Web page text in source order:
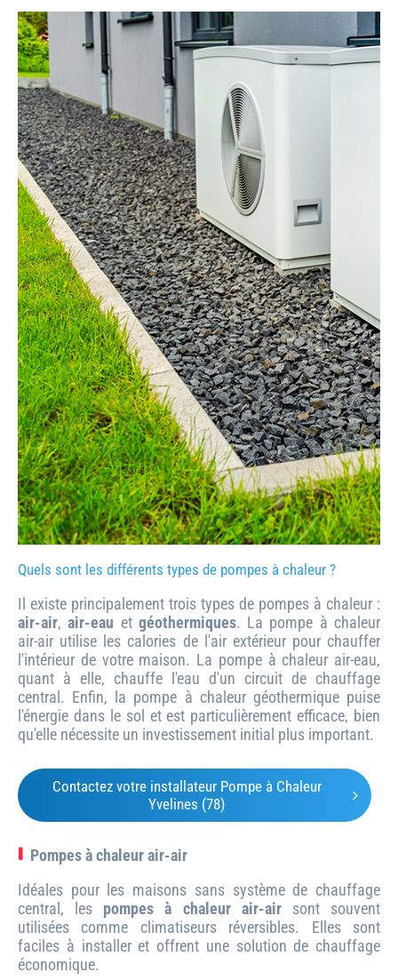
Quels sont les différents types de pompes à chaleur ?
Il existe principalement trois types de pompes à chaleur :
air-air,air-eau et géothermiques. La pompe à chaleur
air-air utilise les calories de l'air extérieur pour chauffer
l'intérieur de votre maison. La pompe à chaleur air-eau,
quant à elle, chauffe l'eau d'un circuit de chauffage
central. Enfin, la pompe à chaleur géothermique puise
l'énergie dans le sol et est particulièrement efficace, bien
qu'elle nécessite un investissement initial plus important.
Contactez votre installateur Pompe à Chaleur
Yvelines (78)
Pompes à chaleur air-air
Idéales pour les maisons sans système de chauffage
central, les pompes à chaleur air-airsont souvent
utilisées comme climatiseurs réversibles. Elles sont
faciles à installer et offrent une solution de chauffage
économique.